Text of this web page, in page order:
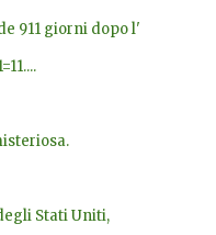
911 giorni dopo l'
Stati Uniti,